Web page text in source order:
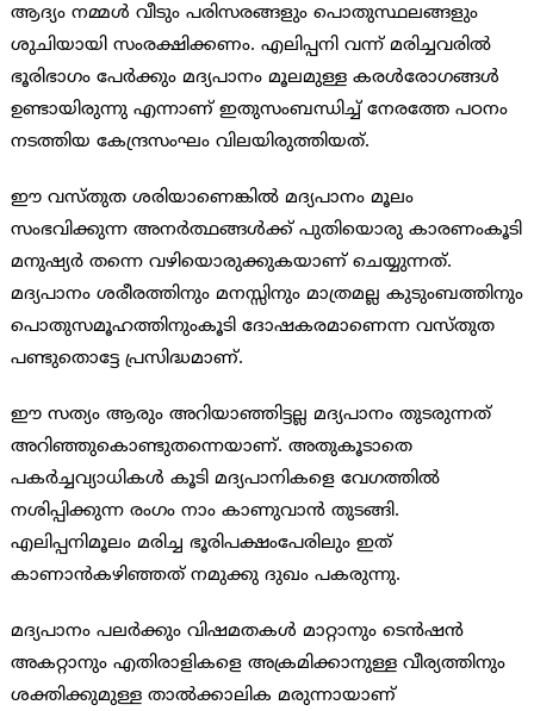
ആദ്യം നമ്മള്‍ വീടും പരിസരങ്ങളും പൊതുസ്ഥലങ്ങളും
ശുചിയായി സംരക്ഷിക്കണം. എലിപ്പനി വന്ന് മരിച്ചവരില്‍
ഭൂരിഭാഗം പേര്‍ക്കും മദ്യപാനം മൂലമുള്ള കരള്‍രോഗങ്ങള്‍
ഉണ്ടായിരുന്നു എന്നാണ് ഇതുസംബന്ധിച്ച് നേരത്തേ പഠനം
നടത്തിയ കേന്ദ്രസംഘം വിലയിരുത്തിയത്.
ഈ വസ്തുത ശരിയാണെങ്കില്‍ മദ്യപാനം മൂലം
സംഭവിക്കുന്ന അനര്‍ത്ഥങ്ങള്‍ക്ക് പുതിയൊരു കാരണംകൂടി
മനുഷ്യര്‍ തന്നെ വഴിയൊരുക്കുകയാണ് ചെയ്യുന്നത്.
മദ്യപാനം ശരീരത്തിനും മനസ്സിനും മാത്രമല്ല കുടുംബത്തിനും
പൊതുസമൂഹത്തിനുംകൂടി ദോഷകരമാണെന്ന വസ്തുത
പണ്ടുതൊട്ടേ പ്രസിദ്ധമാണ്.
ഈ സത്യം ആരും അറിയാഞ്ഞിട്ടല്ല മദ്യപാനം തുടരുന്നത്
അറിഞ്ഞുകൊണ്ടുതന്നെയാണ്. അതുകൂടാതെ
പകര്‍ച്ചവ്യാധികള്‍ കൂടി മദ്യപാനികളെ വേഗത്തില്‍
നശിപ്പിക്കുന്ന രംഗം നാം കാണുവാന്‍ തുടങ്ങി.
എലിപ്പനിമൂലം മരിച്ച ഭൂരിപക്ഷംപേരിലും ഇത്
കാണാന്‍കഴിഞ്ഞത് നമുക്കു ദുഖം പകരുന്നു.
മദ്യപാനം പലര്‍ക്കും വിഷമതകള്‍ മാറ്റാനും ടെന്‍ഷന്‍
അകറ്റാനും എതിരാളികളെ അക്രമിക്കാനുള്ള വീര്യത്തിനും
ശക്തിക്കുമുള്ള താല്‍ക്കാലിക മരുന്നായാണ്